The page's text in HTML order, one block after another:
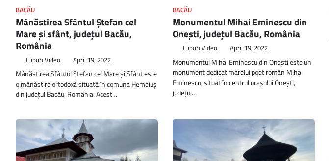
BACĂU
Mânăstirea Sfântul Ștefan cel
Mare și sfânt, județul Bacău,
România
Clipuri Video April 19, 2022
Mânăstirea Sfântul Ștefan cel Mare și Sfânt este
o mânăstire ortodoxă situată în comuna Hemeiuș
din județul Bacău, România. Acest…
BACĂU
Monumentul Mihai Eminescu din
Onești, județul Bacău, România
Clipuri Video April 19, 2022
Monumentul Mihai Eminescu din Onești este un
monument dedicat marelui poet român Mihai
Eminescu, situat în centrul orașului Onești,
județul…